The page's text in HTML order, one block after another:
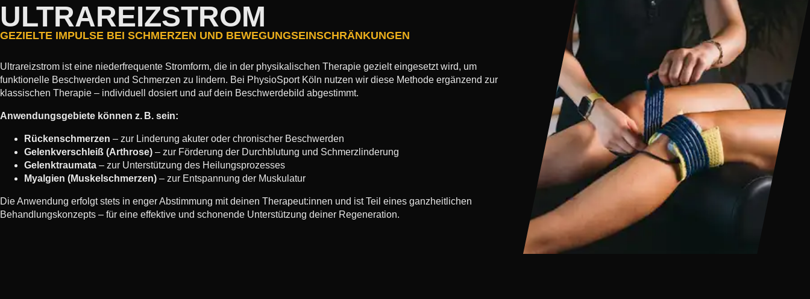
ULTRAREIZSTROM
GEZIELTE IMPULSE BEI SCHMERZEN UND BEWEGUNGSEINSCHRÄNKUNGEN
Ultrareizstrom ist eine niederfrequente Stromform, die in der physikalischen Therapie gezielt eingesetzt wird, um
funktionelle Beschwerden und Schmerzen zu lindern. Bei PhysioSport Köln nutzen wir diese Methode ergänzend zur
klassischen Therapie – individuell dosiert und auf dein Beschwerdebild abgestimmt.
Anwendungsgebiete können z. B. sein:
Rückenschmerzen – zur Linderung akuter oder chronischer Beschwerden
Gelenkverschleiß (Arthrose) – zur Förderung der Durchblutung und Schmerzlinderung
Gelenktraumata – zur Unterstützung des Heilungsprozesses
Myalgien (Muskelschmerzen) – zur Entspannung der Muskulatur
Die Anwendung erfolgt stets in enger Abstimmung mit deinen Therapeut:innen und ist Teil eines ganzheitlichen
Behandlungskonzepts – für eine effektive und schonende Unterstützung deiner Regeneration.